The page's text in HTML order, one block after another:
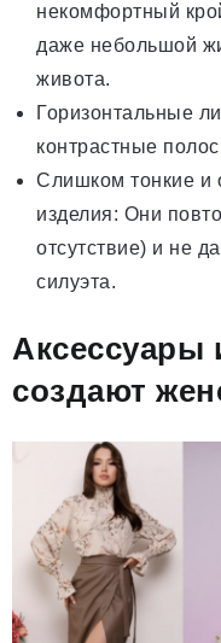
некомфортный
даже небольшой
живота.
Горизонтальные
контрастные
Слишком тонкие и
изделия: Они
отсутствие) и не
силуэта.
Аксессуары
создают